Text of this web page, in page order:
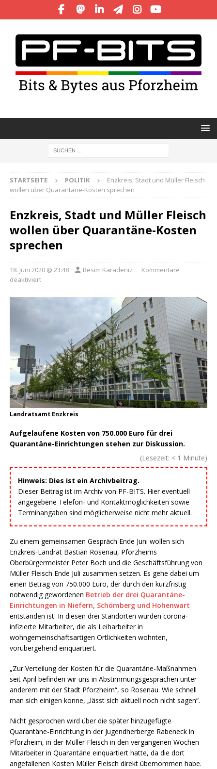
STARTSEITE POLITIK
Enzkreis, Stadt und Müller Fleisch
wollen über Quarantäne-Kosten sprechen
Enzkreis, Stadt und Müller Fleisch
wollen über Quarantäne-Kosten
sprechen
18. Juni 2020 @ 23:48 Besim Karadeniz
Kommentare
deaktiviert
Landratsamt Enzkreis
Aufgelaufene Kosten von 750.000 Euro für drei
Quarantäne-Einrichtungen stehen zur Diskussion.
(Lesezeit: < 1 Minute)
Hinweis: Dies ist ein Archivbeitrag.
Dieser Beitrag ist im Archiv von PF-BITS. Hier eventuell
angegebene Telefon- und Kontaktmöglichkeiten sowie
Terminangaben sind möglicherweise nicht mehr aktuell.
Zu einem gemeinsamen Gespräch Ende Juni wollen sich
Enzkreis-Landrat Bastian Rosenau, Pforzheims
Oberbürgermeister Peter Boch und die Geschäftsführung von
Müller Fleisch Ende Juli zusammen setzen. Es gehe dabei um
einen Betrag von 750.000 Euro, der durch den kurzfristig
notwendig gewordenen Betrieb der drei Quarantäne-
Einrichtungen in Niefern, Schömberg und Hohenwart
entstanden ist. In diesen drei Standorten wurden corona-
infizierte Mitarbeiter, die als Leiharbeiter in
wohngemeinschaftsartigen Örtlichkeiten wohnten,
vorübergehend einquartiert.
„Zur Verteilung der Kosten für die Quarantäne-Maßnahmen
seit April befinden wir uns in Abstimmungsgesprächen unter
anderem mit der Stadt Pforzheim“, so Rosenau. Wie schnell
man sich einigen könne, „lässt sich aktuell noch nicht sagen“.
Nicht gesprochen wird über die später hinzugefügte
Quarantäne-Einrichtung in der Jugendherberge Rabeneck in
Pforzheim, in der Müller Fleisch in den vergangenen Wochen
Mitarbeiter in Quarantäne einquartiert hatte, da die dort
angefallenen Kosten Müller Fleisch direkt übernommen habe.